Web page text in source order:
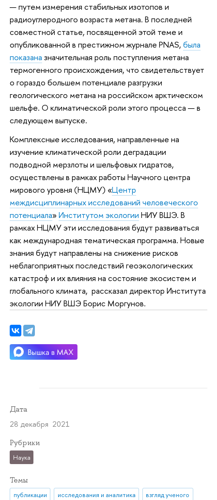
— путем измерения стабильных изотопов и
радиоуглеродного возраста метана. В последней
совместной статье, посвященной этой теме и
опубликованной в престижном журнале PNAS, была
показана значительная роль поступления метана
термогенного происхождения, что свидетельствует
о гораздо большем потенциале разгрузки
геологического метана на российском арктическом
шельфе. О климатической роли этого процесса — в
следующем выпуске.
Комплексные исследования, направленные на
изучение климатической роли деградации
подводной мерзлоты и шельфовых гидратов,
осуществлены в рамках работы Научного центра
мирового уровня (НЦМУ) «Центр
междисциплинарных исследований человеческого
потенциала»Институтом экологии НИУ ВШЭ. В
рамках НЦМУ эти исследования будут развиваться
как международная тематическая программа. Новые
знания будут направлены на снижение рисков
неблагоприятных последствий геоэкологических
катастроф и их влияния на состояние экосистем и
глобального климата, рассказал директор Института
экологии НИУ ВШЭ Борис Моргунов.
Дата
28 декабря 2021
Рубрики
Наука
Темы
публикации исследования и аналитика
взгляд ученого